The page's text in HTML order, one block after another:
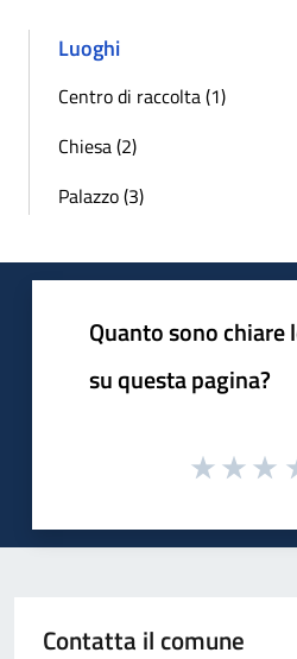
Luoghi
Centro di raccolta (1)
Chiesa (2)
Palazzo (3)
Quanto sono
su questa pagina?
Contatta il comune